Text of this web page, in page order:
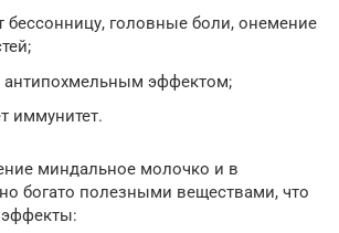
бессонницу, головные боли, онемение
антипохмельным эффектом;
иммунитет.
миндальное молочко и в
богато полезными веществами, что